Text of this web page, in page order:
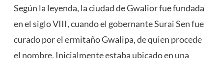
Según la leyenda, la ciudad de Gwalior fue fundada
en el siglo VIII, cuando el gobernante Surai Sen fue
curado por el ermitaño Gwalipa, de quien procede
el nombre. Inicialmente estaba ubicado en una